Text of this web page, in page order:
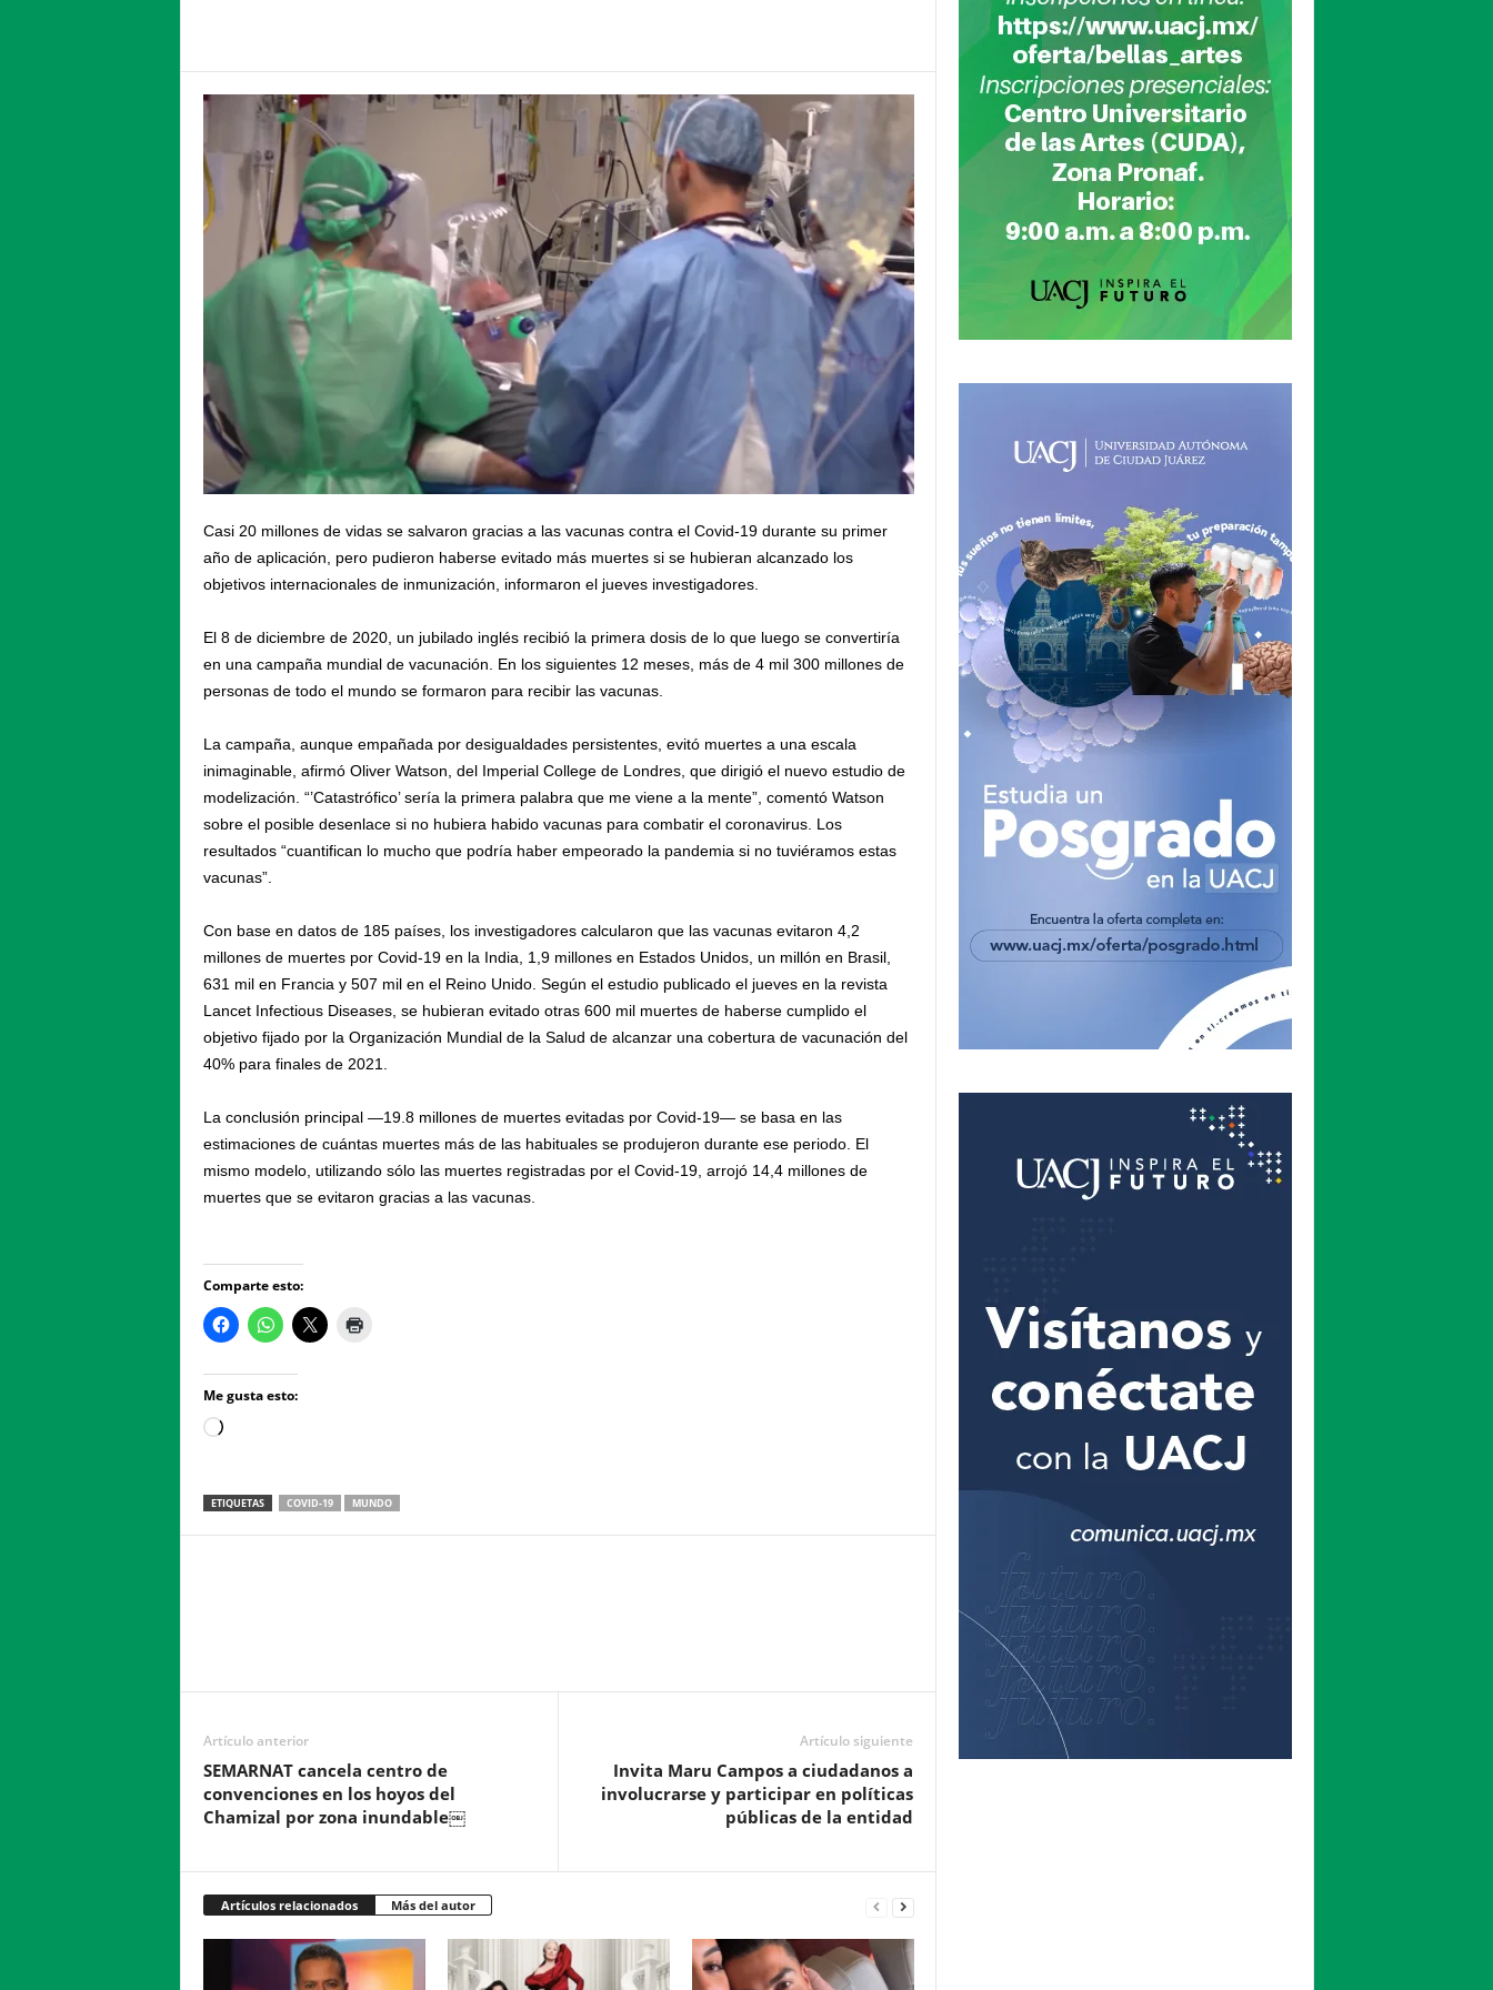
Casi 20 millones de vidas se salvaron gracias a las vacunas contra el Covid-19 durante su primer
año de aplicación, pero pudieron haberse evitado más muertes si se hubieran alcanzado los
objetivos internacionales de inmunización, informaron el jueves investigadores.
El 8 de diciembre de 2020, un jubilado inglés recibió la primera dosis de lo que luego se convertiría
en una campaña mundial de vacunación. En los siguientes 12 meses, más de 4 mil 300 millones de
personas de todo el mundo se formaron para recibir las vacunas.
La campaña, aunque empañada por desigualdades persistentes, evitó muertes a una escala
inimaginable, afirmó Oliver Watson, del Imperial College de Londres, que dirigió el nuevo estudio de
modelización. “’Catastrófico’ sería la primera palabra que me viene a la mente”, comentó Watson
sobre el posible desenlace si no hubiera habido vacunas para combatir el coronavirus. Los
resultados “cuantifican lo mucho que podría haber empeorado la pandemia si no tuviéramos estas
vacunas”.
Con base en datos de 185 países, los investigadores calcularon que las vacunas evitaron 4,2
millones de muertes por Covid-19 en la India, 1,9 millones en Estados Unidos, un millón en Brasil,
631 mil en Francia y 507 mil en el Reino Unido. Según el estudio publicado el jueves en la revista
Lancet Infectious Diseases, se hubieran evitado otras 600 mil muertes de haberse cumplido el
objetivo fijado por la Organización Mundial de la Salud de alcanzar una cobertura de vacunación del
40% para finales de 2021.
La conclusión principal —19.8 millones de muertes evitadas por Covid-19— se basa en las
estimaciones de cuántas muertes más de las habituales se produjeron durante ese periodo. El
mismo modelo, utilizando sólo las muertes registradas por el Covid-19, arrojó 14,4 millones de
muertes que se evitaron gracias a las vacunas.
Comparte esto:
Me gusta esto:
Loading…
ETIQUETAS COVID-19 MUNDO
Artículo anterior
SEMARNAT cancela centro de
convenciones en los hoyos del
Chamizal por zona inundable￼
Artículo siguiente
Invita Maru Campos a ciudadanos a
involucrarse y participar en políticas
públicas de la entidad
Artículos relacionados Más del autor